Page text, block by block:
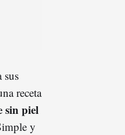
sus
receta
sin piel
y